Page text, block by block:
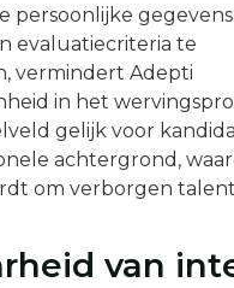
persoonlijke
evaluatiecriteria te
vermindert Adepti
in het
gelijk voor
achtergrond,
om verborgen
van